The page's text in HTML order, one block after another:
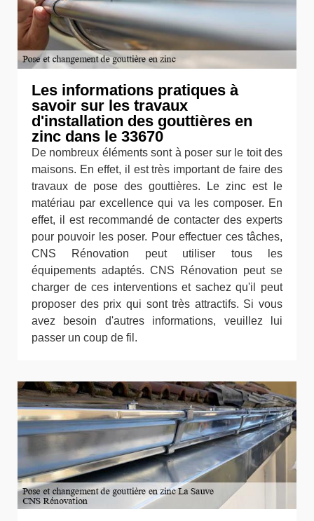
Les informations pratiques à
savoir sur les travaux
d'installation des gouttières en
zinc dans le 33670
De nombreux éléments sont à poser sur le toit des
maisons. En effet, il est très important de faire des
travaux de pose des gouttières. Le zinc est le
matériau par excellence qui va les composer. En
effet, il est recommandé de contacter des experts
pour pouvoir les poser. Pour effectuer ces tâches,
CNS Rénovation peut utiliser tous les
équipements adaptés. CNS Rénovation peut se
charger de ces interventions et sachez qu'il peut
proposer des prix qui sont très attractifs. Si vous
avez besoin d'autres informations, veuillez lui
passer un coup de fil.